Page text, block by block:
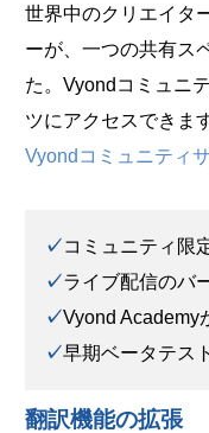
世界中のクリエイタ
ーが、一つの共有ス
た。Vyondコミュニ
ツにアクセスできま
Vyondコミュニティ
✓コミュニティ限
✓ライブ配信のバ
✓Vyond Academy
✓早期ベータテス
翻訳機能の拡張